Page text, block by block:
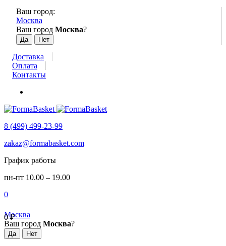
Ваш город:
Москва
Ваш город Москва?
Доставка
Оплата
Контакты
8 (499) 499-23-99
zakaz@formabasket.com
График работы
пн-пт 10.00 – 19.00
0
0₽
Москва
Ваш город Москва?